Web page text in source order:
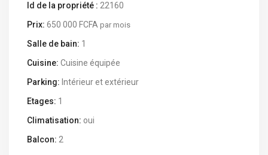
Id de la propriété : 22160
Prix: 650 000 FCFA par mois
Salle de bain: 1
Cuisine: Cuisine équipée
Parking: Intérieur et extérieur
Etages: 1
Climatisation: oui
Balcon: 2